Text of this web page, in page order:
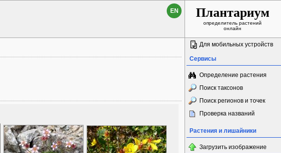
EN Плантариум
определитель растений
онлайн
Для мобильных устройств
Сервисы
Определение растения
Поиск таксонов
Поиск регионов и точек
Проверка названий
Растения и лишайники
Загрузить изображение